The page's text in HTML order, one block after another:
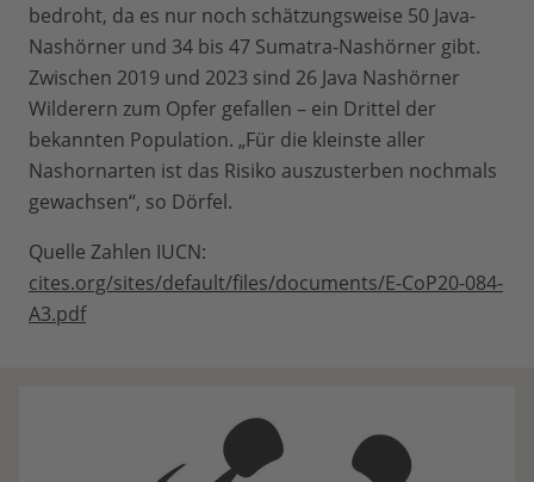
bedroht, da es nur noch schätzungsweise 50 Java-
Nashörner und 34 bis 47 Sumatra-Nashörner gibt.
Zwischen 2019 und 2023 sind 26 Java Nashörner
Wilderern zum Opfer gefallen – ein Drittel der
bekannten Population. „Für die kleinste aller
Nashornarten ist das Risiko auszusterben nochmals
gewachsen“, so Dörfel.
Quelle Zahlen IUCN:
cites.org/sites/default/files/documents/E-CoP20-084-
A3.pdf